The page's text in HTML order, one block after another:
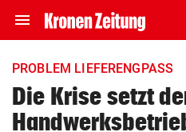
menu Navigation
ein-/ausklappen
Anmelden
PROBLEM LIEFERENGPASS
Die Krise setzt